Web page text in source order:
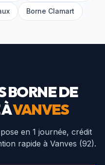
Borne Clamart
BORNE DE
ÀVANVES
en 1 journée, crédit
rapide à Vanves (92).